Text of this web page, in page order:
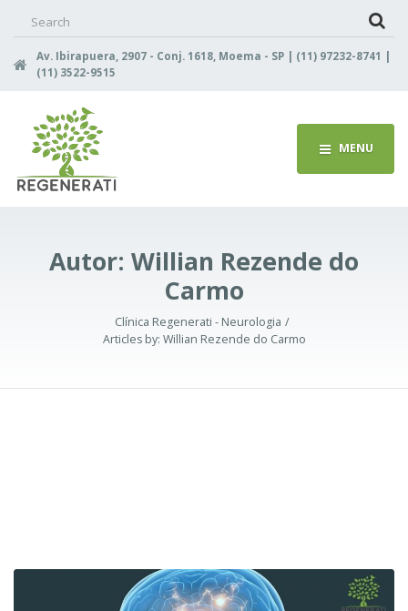
Av. Ibirapuera, 2907 - Conj. 1618, Moema - SP | (11) 97232-8741 |
(11) 3522-9515
MENU
Autor: Willian Rezende do
Carmo
Clínica Regenerati - Neurologia
Articles by: Willian Rezende do Carmo